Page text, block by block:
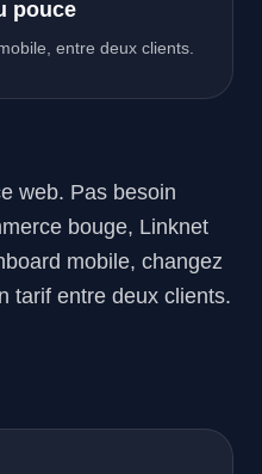
pouce
entre deux clients.
web. Pas besoin
bouge, Linknet
mobile, changez
tarif entre deux clients.